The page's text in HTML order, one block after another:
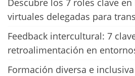
Descubre los 7 roles clave
virtuales delegadas para
Feedback intercultural: 7
retroalimentación en
Formación diversa e